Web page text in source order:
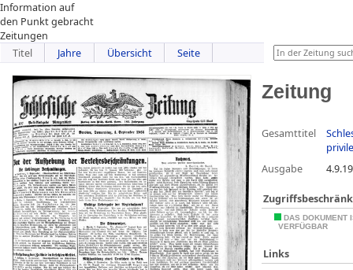
Information auf
den Punkt gebracht
Zeitungen
Titel
Jahre Übersicht Seite
Zeitung
Gesamttitel
Ausgabe
DAS DOKUMENT
VERFÜGBAR
Links